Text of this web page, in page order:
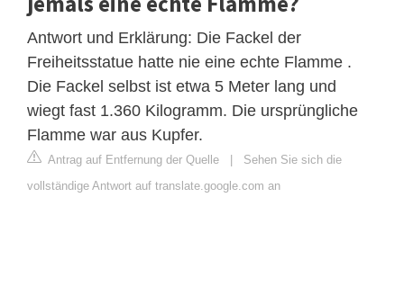
Antwort und Erklärung: Die Fackel der
Freiheitsstatue hatte nie eine echte Flamme .
Die Fackel selbst ist etwa 5 Meter lang und
wiegt fast 1.360 Kilogramm. Die ursprüngliche
Flamme war aus Kupfer.
Antrag auf Entfernung der Quelle | Sehen Sie sich die
vollständige Antwort auf translate.google.com an